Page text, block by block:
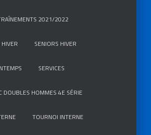
2021/2022
SENIORS HIVER
SERVICES
DOUBLES HOMMES 4E SÉRIE
TOURNOI INTERNE